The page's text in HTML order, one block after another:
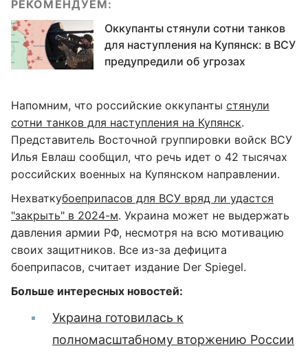
РЕКОМЕНДУЕМ:
Оккупанты стянули сотни танков
для наступления на Купянск: в ВСУ
предупредили об угрозах
Напомним, что российские оккупанты стянули
сотни танков для наступления на Купянск.
Представитель Восточной группировки войск ВСУ
Илья Евлаш сообщил, что речь идет о 42 тысячах
российских военных на Купянском направлении.
Нехваткубоеприпасов для ВСУ вряд ли удастся
"закрыть" в 2024-м. Украина может не выдержать
давления армии РФ, несмотря на всю мотивацию
своих защитников. Все из-за дефицита
боеприпасов, считает издание Der Spiegel.
Больше интересных новостей:
Украина готовилась к
полномасштабному вторжению России